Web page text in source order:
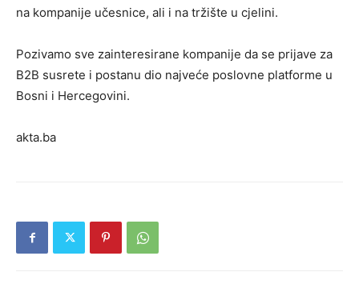
na kompanije učesnice, ali i na tržište u cjelini.
Pozivamo sve zainteresirane kompanije da se prijave za
B2B susrete i postanu dio najveće poslovne platforme u
Bosni i Hercegovini.
akta.ba